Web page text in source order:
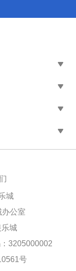
城
公室
城
3205000002
号